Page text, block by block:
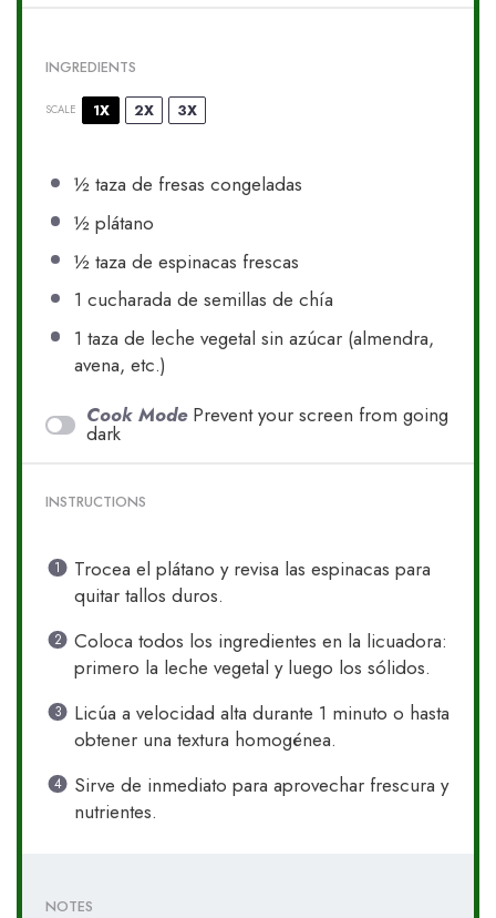
INGREDIENTS
SCALE 1X 2X 3X
½taza de fresas congeladas
½plátano
½taza de espinacas frescas
1 cucharada de semillas de chía
1 taza de leche vegetal sin azúcar (almendra,
avena, etc.)
Cook Mode Prevent your screen from going
dark
INSTRUCTIONS
Trocea el plátano y revisa las espinacas para
quitar tallos duros.
Coloca todos los ingredientes en la licuadora:
primero la leche vegetal y luego los sólidos.
Licúa a velocidad alta durante 1 minuto o hasta
obtener una textura homogénea.
Sirve de inmediato para aprovechar frescura y
nutrientes.
NOTES